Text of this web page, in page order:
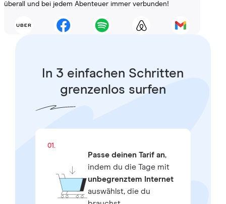
überall und bei jedem Abenteuer immer verbunden!
In 3 einfachen Schritten
grenzenlos surfen
01.
Passe deinen Tarif an,
indem du die Tage mit
unbegrenztem Internet
auswählst, die du